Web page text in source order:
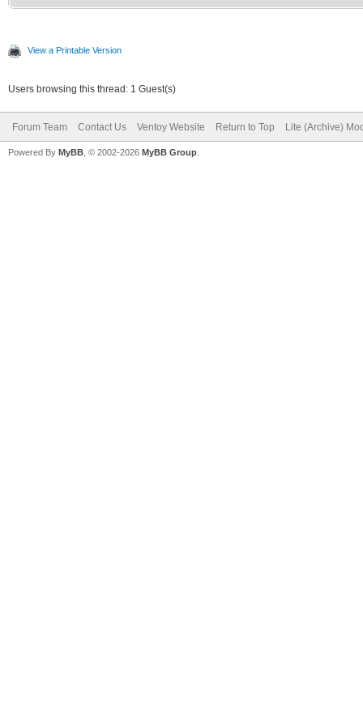
View a Printable Version
Users browsing this thread: 1 Guest(s)
Forum Team Contact Us Ventoy Website Return to Top Lite (Archive)
Powered By MyBB , © 2002-2026 MyBB Group